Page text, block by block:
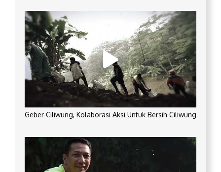
Geber Ciliwung, Kolaborasi Aksi Untuk Bersih Ciliwung